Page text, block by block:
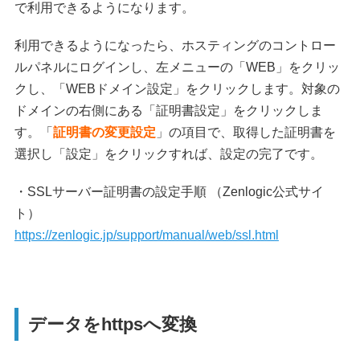
で利用できるようになります。
利用できるようになったら、ホスティングのコントロー
ルパネルにログインし、左メニューの「WEB」をクリッ
クし、「WEBドメイン設定」をクリックします。対象の
ドメインの右側にある「証明書設定」をクリックしま
す。「 証明書の変更設定 」の項目で、取得した証明書を
選択し「設定」をクリックすれば、設定の完了です。
・SSLサーバー証明書の設定手順 （Zenlogic公式サイ
ト）
https://zenlogic.jp/support/manual/web/ssl.html
データをhttpsへ変換